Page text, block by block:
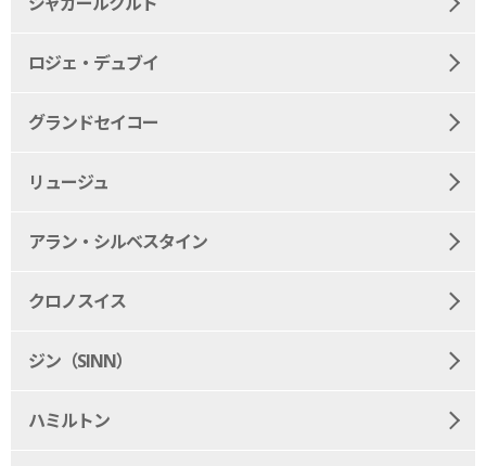
ロジェ・デュブイ
グランドセイコー
リュージュ
アラン・シルベスタイン
クロノスイス
ジン（SINN）
ハミルトン